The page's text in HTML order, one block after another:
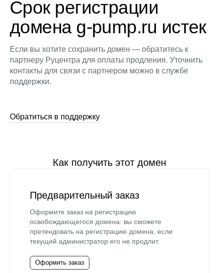
Срок регистрации
домена g-pump.ru истек
Если вы хотите сохранить домен — обратитесь к
партнеру Руцентра для оплаты продления. Уточнить
контакты для связи с партнером можно в службе
поддержки.
Обратиться в поддержку
Как получить этот домен
Предварительный заказ
Оформите заказ на регистрацию
освобождающегося домена: вы сможете
претендовать на регистрацию домена, если
текущий администратор его не продлит.
Оформить заказ